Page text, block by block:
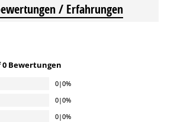
/ Erfahrungen
0 Bewertungen
0|0%
0|0%
0|0%